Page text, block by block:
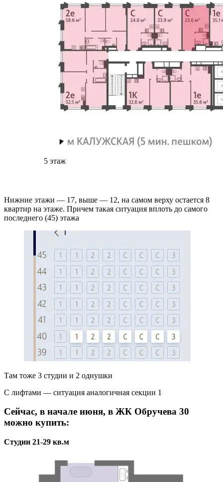
5 этаж
Нижние этажи — 17, выше — 12, на самом верху остается 8
квартир на этаже. Причем такая ситуация вплоть до самого
последнего (45) этажа
Там тоже 3 студии и 2 однушки
С лифтами — ситуация аналогичная секции 1
Сейчас, в начале июня, в ЖК Обручева 30
можно купить:
Студии 21-29 кв.м